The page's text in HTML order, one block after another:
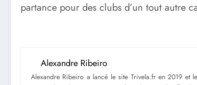
partance pour des clubs d’un tout autre
Alexandre Ribeiro
Alexandre Ribeiro a lancé le site Trivela.fr en 2019 et